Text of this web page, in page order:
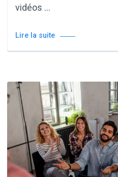
vidéos …
Lire la suite